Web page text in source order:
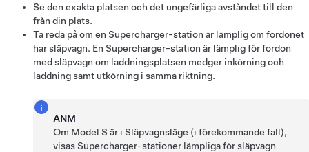
Se den exakta platsen och det ungefärliga avståndet till den
från din plats.
Ta reda på om en Supercharger-station är lämplig om fordonet
har släpvagn. En Supercharger-station är lämplig för fordon
med släpvagn om laddningsplatsen medger inkörning och
laddning samt utkörning i samma riktning.
ANM
Om Model S är i Släpvagnsläge (i förekommande fall),
visas Supercharger-stationer lämpliga för släpvagn